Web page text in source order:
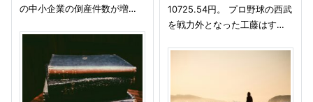
の中小企業の倒産件数が増…
10725.54円。 プロ野球の西武
を戦力外となった工藤はす…